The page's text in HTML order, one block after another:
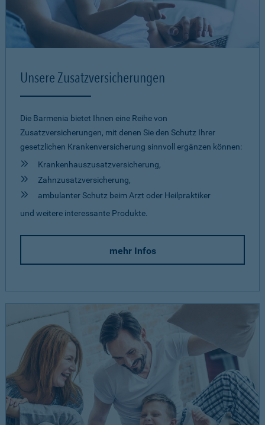
Unsere Zusatzversicherungen
Die Barmenia bietet Ihnen eine Reihe von
Zusatzversicherungen, mit denen Sie den Schutz Ihrer
gesetzlichen Krankenversicherung sinnvoll ergänzen können:
Krankenhauszusatzversicherung,
Zahnzusatzversicherung,
ambulanter Schutz beim Arzt oder Heilpraktiker
und weitere interessante Produkte.
mehr Infos